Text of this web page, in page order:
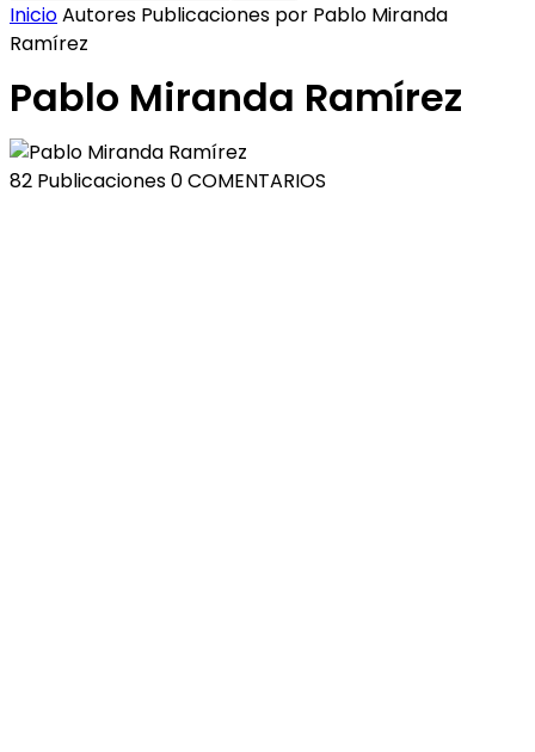
InicioAutores Publicaciones por Pablo Miranda
Ramírez
Pablo Miranda Ramírez
82 Publicaciones0 COMENTARIOS